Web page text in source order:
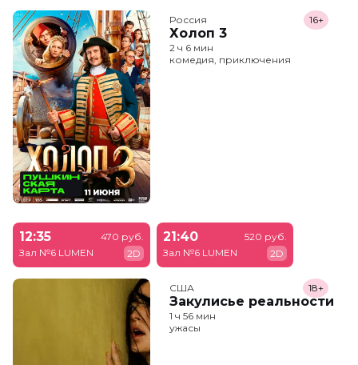
Россия
Холоп 3
16+
2 ч 6 мин
комедия, приключения
12:35
Зал №6 LUMEN
470 руб.
2D
21:40
Зал №6 LUMEN
520 руб.
2D
США
Закулисье реальности
18+
1 ч 56 мин
ужасы